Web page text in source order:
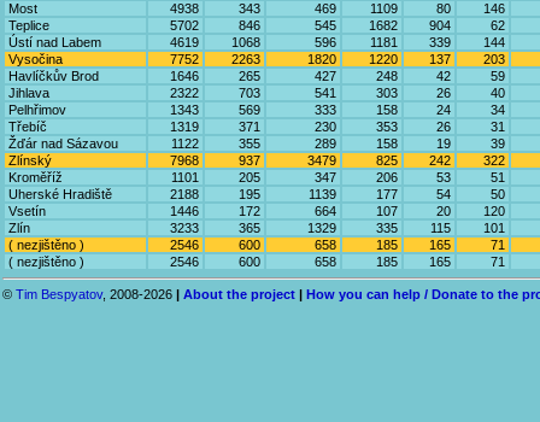
Most
4938 343 469 1109 80
146
Teplice
5702 846 545 1682 904
62
Ústí nad Labem
4619 1068 596 1181 339
144
Vysočina
7752 2263 1820 1220 137
203
Havlíčkův Brod
1646 265 427 248 42
59
Jihlava
2322 703 541 303 26
40
Pelhřimov
1343 569 333 158 24
34
Třebíč
1319 371 230 353 26
31
Žďár nad Sázavou
1122 355 289 158 19
39
Zlínský
7968 937 3479 825 242
322
Kroměříž
1101 205 347 206 53
51
Uherské Hradiště
2188 195 1139 177 54
50
Vsetín
1446 172 664 107 20
120
Zlín
3233 365 1329 335 115
101
( nezjištěno )
2546 600 658 185 165
71
( nezjištěno )
2546 600 658 185 165 71
© Tim Bespyatov, 2008-2026 | About the project | How you can help / Donate to the